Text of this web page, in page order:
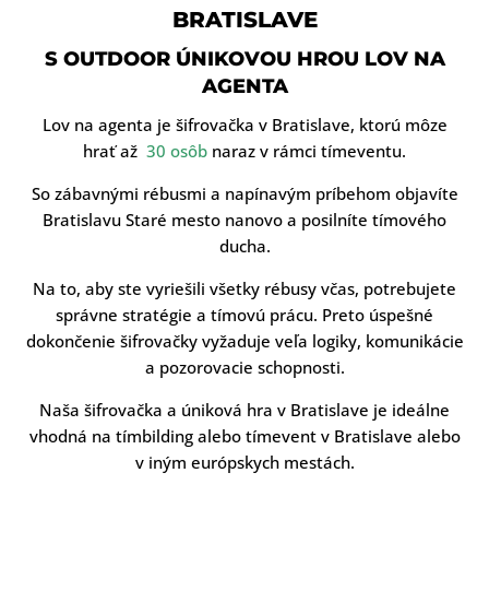
BRATISLAVE
S OUTDOOR ÚNIKOVOU HROU LOV NA
AGENTA
Lov na agenta je šifrovačka v Bratislave, ktorú môze
hrať až 30 osôb naraz v rámci tímeventu.
So zábavnými rébusmi a napínavým príbehom objavíte
Bratislavu Staré mesto nanovo a posilníte tímového
ducha.
Na to, aby ste vyriešili všetky rébusy včas, potrebujete
správne stratégie a tímovú prácu. Preto úspešné
dokončenie šifrovačky vyžaduje veľa logiky, komunikácie
a pozorovacie schopnosti.
Naša šifrovačka a úniková hra v Bratislave je ideálne
vhodná na tímbilding alebo tímevent v Bratislave alebo
v iným európskych mestách.